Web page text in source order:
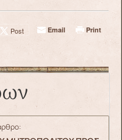
Post Email Print